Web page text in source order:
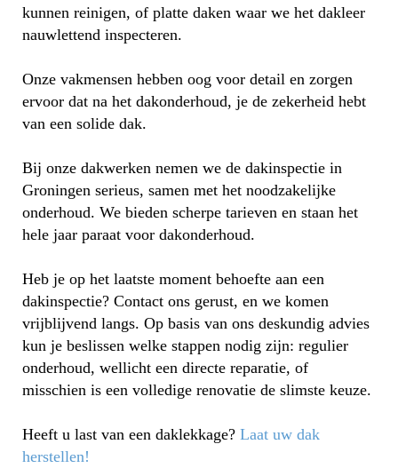
kunnen reinigen, of platte daken waar we het dakleer
nauwlettend inspecteren.
Onze vakmensen hebben oog voor detail en zorgen
ervoor dat na het dakonderhoud, je de zekerheid hebt
van een solide dak.
Bij onze dakwerken nemen we de dakinspectie in
Groningen serieus, samen met het noodzakelijke
onderhoud. We bieden scherpe tarieven en staan het
hele jaar paraat voor dakonderhoud.
Heb je op het laatste moment behoefte aan een
dakinspectie? Contact ons gerust, en we komen
vrijblijvend langs. Op basis van ons deskundig advies
kun je beslissen welke stappen nodig zijn: regulier
onderhoud, wellicht een directe reparatie, of
misschien is een volledige renovatie de slimste keuze.
Heeft u last van een daklekkage? Laat uw dak
herstellen!